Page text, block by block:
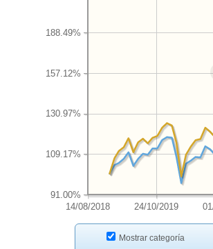
14/08/2018 24/10/2019
91.00%
109.17%
130.97%
157.12%
188.49%
Mostrar categoría